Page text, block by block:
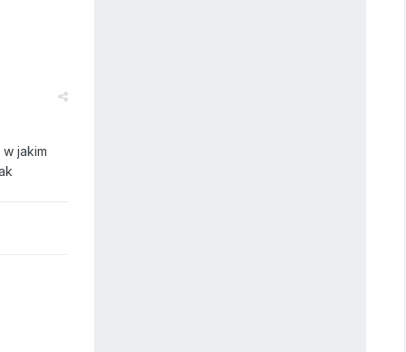
jakim